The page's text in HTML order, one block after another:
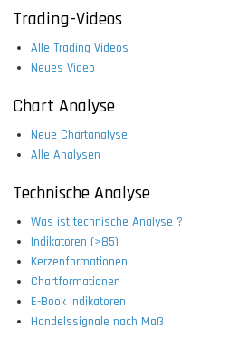
Trading-Videos
Alle Trading Videos
Neues Video
Chart Analyse
Neue Chartanalyse
Alle Analysen
Technische Analyse
Was ist technische Analyse ?
Indikatoren (>85)
Kerzenformationen
Chartformationen
E-Book Indikatoren
Handelssignale nach Maß